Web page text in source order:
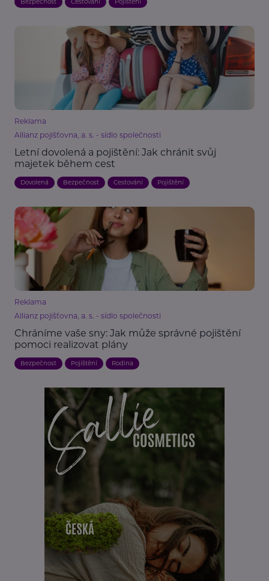
Bezpečnost Cestování Pojištění
Reklama
Allianz pojišťovna, a. s. - sídlo společnosti
Letní dovolená a pojištění: Jak chránit svůj
majetek během cest
Dovolená Bezpečnost Cestování Pojištění
Reklama
Allianz pojišťovna, a. s. - sídlo společnosti
Chráníme vaše sny: Jak může správné pojištění
pomoci realizovat plány
Bezpečnost Pojištění Rodina